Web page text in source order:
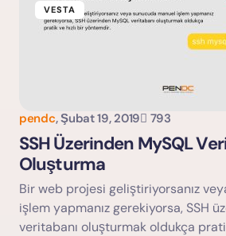
VESTA
pendc, Şubat 19, 2019 793
SSH Üzerinden MySQL
Oluşturma
Bir web projesi geliştiriyorsanız
işlem yapmanız gerekiyorsa, SSH
veritabanı oluşturmak oldukça